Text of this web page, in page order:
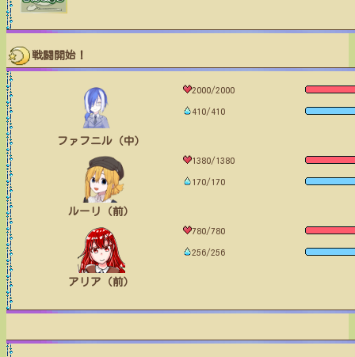
戦闘開始！
ファフニル（中）
2000/2000
410/410
ルーリ（前）
1380/1380
170/170
アリア（前）
780/780
256/256